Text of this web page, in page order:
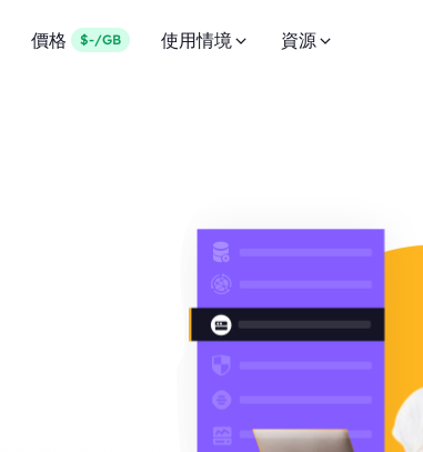
價格 $-/GB 使用情境 資源